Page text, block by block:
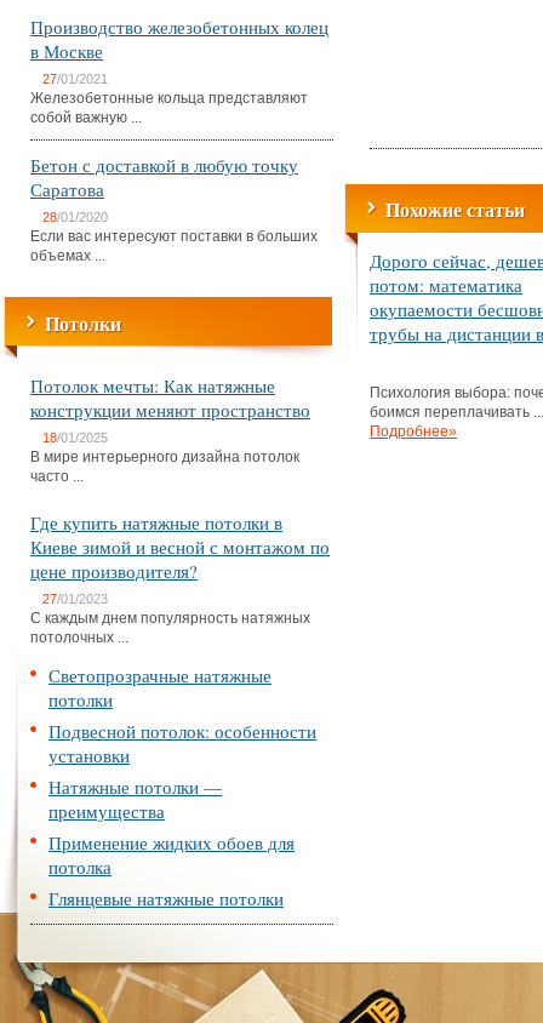
Производство железобетонных колец
в Москве
27/01/2021
Железобетонные кольца представляют
собой важную ...
Бетон с доставкой в любую точку
Саратова
28/01/2020
Если вас интересуют поставки в больших
объемах ...
Потолки
Потолок мечты: Как натяжные
конструкции меняют пространство
18/01/2025
В мире интерьерного дизайна потолок
часто ...
Где купить натяжные потолки в
Киеве зимой и весной с монтажом по
цене производителя?
27/01/2023
С каждым днем популярность натяжных
потолочных ...
Светопрозрачные натяжные
потолки
Подвесной потолок: особенности
установки
Натяжные потолки —
преимущества
Применение жидких обоев для
потолка
Глянцевые натяжные потолки
Похожие статьи
Дорого сейчас,
потом: математика
окупаемости
трубы на дистанции
Психология выбора:
боимся переплачивать ...
Подробнее»